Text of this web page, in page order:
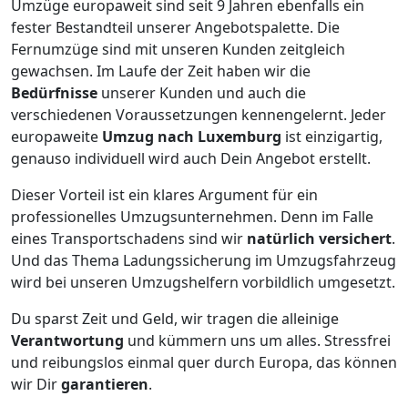
Umzüge europaweit sind seit9 Jahren ebenfalls ein
fester Bestandteil unserer Angebotspalette. Die
Fernumzüge sind mit unseren Kunden zeitgleich
gewachsen. Im Laufe der Zeit haben wir die
Bedürfnisse unserer Kunden und auch die
verschiedenen Voraussetzungen kennengelernt. Jeder
europaweite Umzug nach Luxemburg ist einzigartig,
genauso individuell wird auch Dein Angebot erstellt.
Dieser Vorteil ist ein klares Argument für ein
professionelles Umzugsunternehmen. Denn im Falle
eines Transportschadens sind wir natürlich versichert.
Und das Thema Ladungssicherung im Umzugsfahrzeug
wird bei unseren Umzugshelfern vorbildlich umgesetzt.
Du sparst Zeit und Geld, wir tragen die alleinige
Verantwortung und kümmern uns um alles. Stressfrei
und reibungslos einmal quer durch Europa, das können
wir Dirgarantieren.